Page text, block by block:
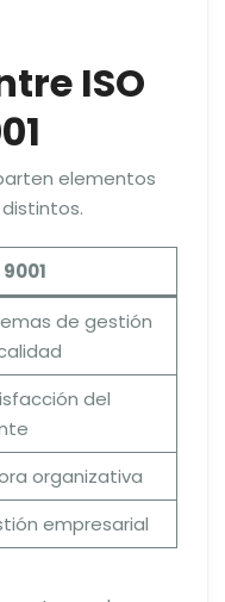
ISO
elementos
9001
de gestión
del
organizativa
empresarial